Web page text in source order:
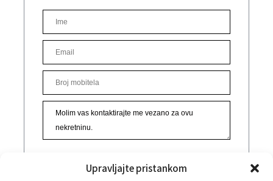
Upravljajte pristankom
POŠALJITE UPIT